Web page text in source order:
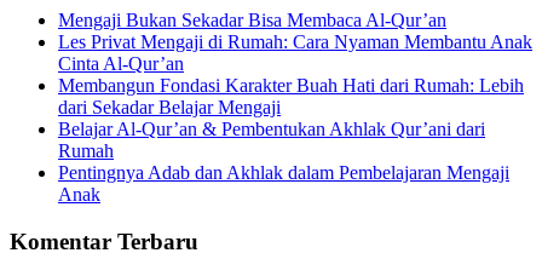
Mengaji Bukan Sekadar Bisa Membaca Al-Qur’an
Les Privat Mengaji di Rumah: Cara Nyaman Membantu Anak
Cinta Al-Qur’an
Membangun Fondasi Karakter Buah Hati dari Rumah: Lebih
dari Sekadar Belajar Mengaji
Belajar Al-Qur’an & Pembentukan Akhlak Qur’ani dari
Rumah
Pentingnya Adab dan Akhlak dalam Pembelajaran Mengaji
Anak
Komentar Terbaru